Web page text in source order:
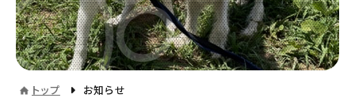
トップ お知らせ